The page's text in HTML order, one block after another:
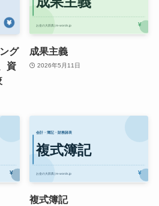
グ
資
成果主義
2026年5月11日
複式簿記